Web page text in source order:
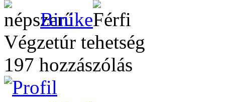
Binike
Végzetúr tehetség
197 hozzászólás